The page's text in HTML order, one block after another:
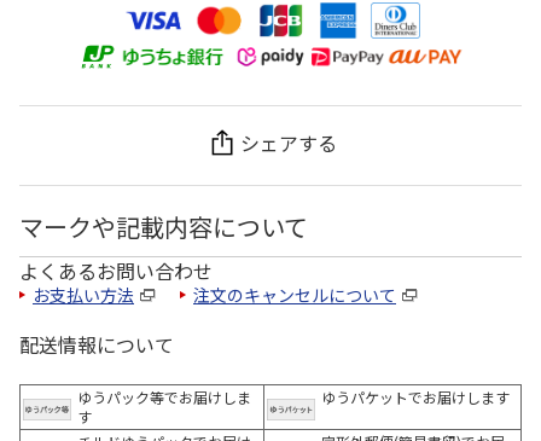
シェアする
マークや記載内容について
よくあるお問い合わせ
お支払い方法 注文のキャンセルについて
配送情報について
ゆうパック等でお届けしま
す
ゆうパケットでお届けします